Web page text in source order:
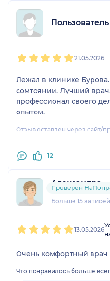
21.05.2026
Лежал в клинике
сомтоянии. Лучший
профессионал своего
опытом.
Отзыв оставлен через сайт/
12
Александра
1 отзыв и1 оценка
Больше 15
Проверен
13.05.2026
Очень комфортный врач
Что понравилось больше